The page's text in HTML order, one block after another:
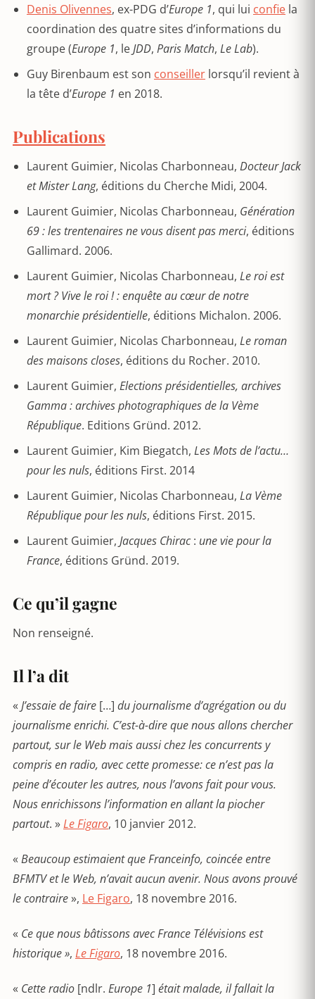
Denis Olivennes, ex-PDG d’Europe 1, qui lui confie la
coordination des quatre sites d’informations du
groupe (Europe 1, leJDD, Paris Match, Le Lab).
Guy Birenbaum est son conseiller lorsqu’il revient à
la tête d’Europe 1 en 2018.
Publications
Laurent Guimier, Nicolas Charbonneau, Docteur Jack
et Mister Lang, éditions du Cherche Midi, 2004.
Laurent Guimier, Nicolas Charbonneau, Génération
69 : les trentenaires ne vous disent pas merci, éditions
Gallimard. 2006.
Laurent Guimier, Nicolas Charbonneau, Le roi est
mort ? Vive le roi ! : enquête au cœur de notre
monarchie présidentielle, éditions Michalon. 2006.
Laurent Guimier, Nicolas Charbonneau, Le roman
des maisons closes, éditions du Rocher. 2010.
Laurent Guimier, Elections présidentielles, archives
Gamma : archives photographiques de la Vème
République. Editions Gründ. 2012.
Laurent Guimier, Kim Biegatch, Les Mots de l’actu…
pour les nuls, éditions First. 2014
Laurent Guimier, Nicolas Charbonneau, La Vème
République pour les nuls, éditions First. 2015.
Laurent Guimier, Jacques Chirac: une vie pour la
France, éditions Gründ. 2019.
Ce qu’il gagne
Non renseigné.
Il l’a dit
« J’essaie de faire […] du journalisme d’agrégation ou du
journalisme enrichi. C’est-à-dire que nous allons chercher
partout, sur le Web mais aussi chez les concurrents y
compris en radio, avec cette promesse: ce n’est pas la
peine d’écouter les autres, nous l’avons fait pour vous.
Nous enrichissons l’information en allant la piocher
partout. »Le Figaro, 10 janvier 2012.
« Beaucoup estimaient que Franceinfo, coincée entre
BFMTV et le Web, n’avait aucun avenir. Nous avons prouvé
le contraire», Le Figaro, 18 novembre 2016.
« Ce que nous bâtissons avec France Télévisions est
historique », Le Figaro, 18 novembre 2016.
« Cette radio [ndlr. Europe 1] était malade, il fallait la